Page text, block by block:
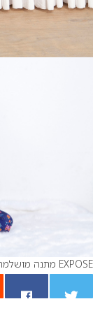
EXPOSE מתנה מושלמת לחג